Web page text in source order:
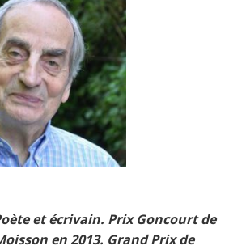
et écrivain. Prix Goncourt de
en 2013. Grand Prix de